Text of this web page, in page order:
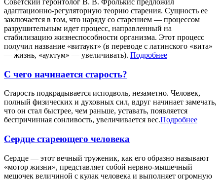
Советский геронтолог В. В. Фролькис предложил
адаптационно-регуляторную теорию старения. Сущность ее
заключается в том, что наряду со старением — процессом
разрушительным идет процесс, направленный на
стабилизацию жизнеспособности организма. Этот процесс
получил название «витаукт» (в переводе с латинского «вита»
— жизнь, «ауктум» — увеличивать). Подробнее
С чего начинается старость?
Старость подкрадывается исподволь, незаметно. Человек,
полный физических и духовных сил, вдруг начинает замечать,
что он стал быстрее, чем раньше, уставать, появляется
беспричинная сонливость, увеличивается вес.Подробнее
Сердце стареющего человека
Сердце — этот вечный труженик, как его образно называют
«мотор жизни», представляет собой нервно-мышечный
мешочек величиной с кулак человека и выполняет огромную